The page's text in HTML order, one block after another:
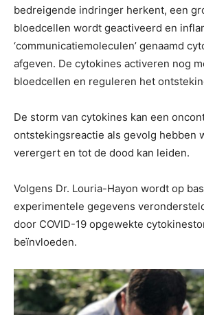
bedreigende indringer herkent, een
bloedcellen wordt geactiveerd en
‘communicatiemoleculen’ genaamd
afgeven. De cytokines activeren nog
bloedcellen en reguleren het
De storm van cytokines kan een
ontstekingsreactie als gevolg hebben
verergert en tot de dood kan leiden.
Volgens Dr. Louria-Hayon wordt op
experimentele gegevens
door COVID-19 opgewekte
beïnvloeden.